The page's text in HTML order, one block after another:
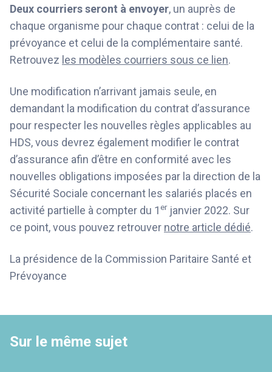
Deux courriers seront à envoyer, un auprès de
chaque organisme pour chaque contrat : celui de la
prévoyance et celui de la complémentaire santé.
Retrouvez les modèles courriers sous ce lien.
Une modification n’arrivant jamais seule, en
demandant la modification du contrat d’assurance
pour respecter les nouvelles règles applicables au
HDS, vous devrez également modifier le contrat
d’assurance afin d’être en conformité avec les
nouvelles obligations imposées par la direction de la
Sécurité Sociale concernant les salariés placés en
activité partielle à compter du 1erjanvier 2022. Sur
ce point, vous pouvez retrouver notre article dédié.
La présidence de la Commission Paritaire Santé et
Prévoyance
Sur le même sujet